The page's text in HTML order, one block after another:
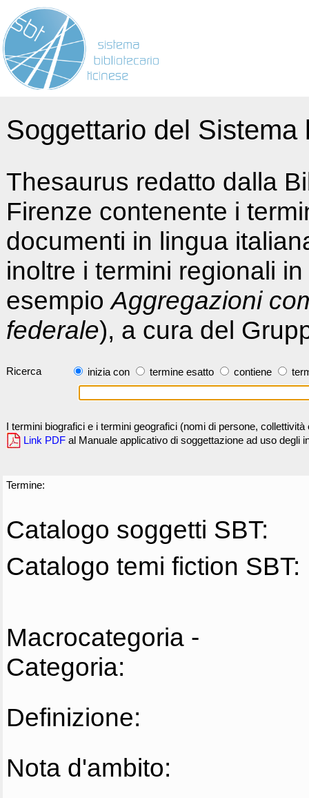
Soggettario del
Thesaurus redatto dalla
Firenze contenente i
documenti in lingua
inoltre i termini regionali
esempioAggregazioni
federale), a cura del
Ricerca inizia con termine esatto contiene
I termini biografici e i termini geografici (nomi di persone,
Link PDF al Manuale applicativo di soggettazione ad uso degli
Termine:
Catalogo soggetti SBT:
Catalogo temi fiction SBT:
Macrocategoria -
Categoria:
Definizione:
Nota d'ambito: